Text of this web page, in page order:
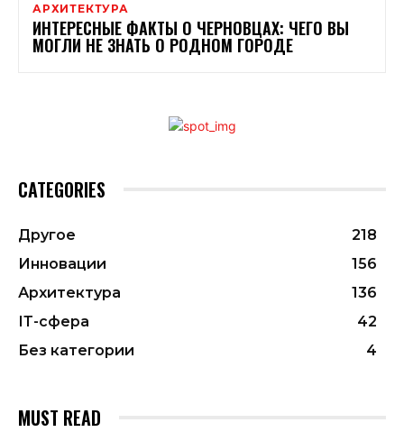
АРХИТЕКТУРА
ИНТЕРЕСНЫЕ ФАКТЫ О ЧЕРНОВЦАХ: ЧЕГО ВЫ
МОГЛИ НЕ ЗНАТЬ О РОДНОМ ГОРОДЕ
CATEGORIES
Другое
218
Инновации
156
Архитектура
136
ІТ-сфера
42
Без категории
4
MUST READ